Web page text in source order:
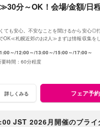
分～OK！会場/金額/日
も安心。不安なことを聞けるから安心◎
OK≪札幌近郊のお2人≫まずは情報収集をし
～ 12:00～ 13:00～ 15:00～ 17:00～
60分程度
詳しくみる フェア予約
JST 2026月開催のブライ